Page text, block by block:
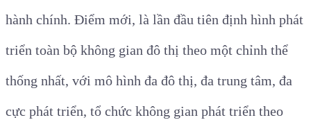
hành chính. Điểm mới, là lần đầu tiên định hình phát
triển toàn bộ không gian đô thị theo một chỉnh thể
thống nhất, với mô hình đa đô thị, đa trung tâm, đa
cực phát triển, tổ chức không gian phát triển theo